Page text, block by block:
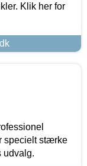
Klik her for
specielt stærke
udvalg.